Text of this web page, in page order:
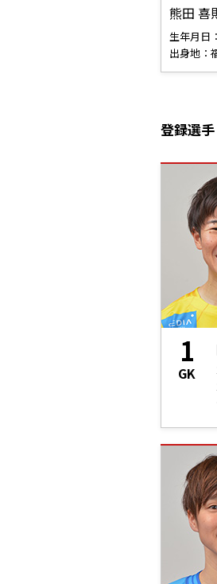
熊田 喜
生年月日
出身地：
登録選手
1
GK